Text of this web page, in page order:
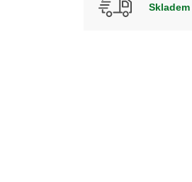
Skladem